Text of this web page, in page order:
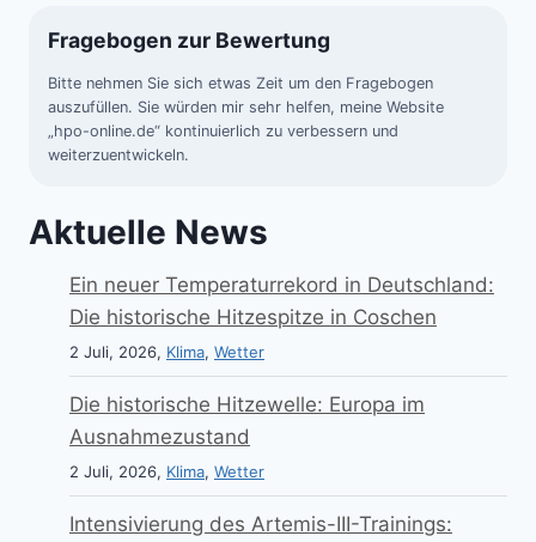
Fragebogen zur Bewertung
Bitte nehmen Sie sich etwas Zeit um den Fragebogen
auszufüllen. Sie würden mir sehr helfen, meine Website
„hpo-online.de“ kontinuierlich zu verbessern und
weiterzuentwickeln.
Aktuelle News
Ein neuer Temperaturrekord in Deutschland:
Die historische Hitzespitze in Coschen
2 Juli, 2026, Klima, Wetter
Die historische Hitzewelle: Europa im
Ausnahmezustand
2 Juli, 2026, Klima, Wetter
Intensivierung des Artemis-III-Trainings: